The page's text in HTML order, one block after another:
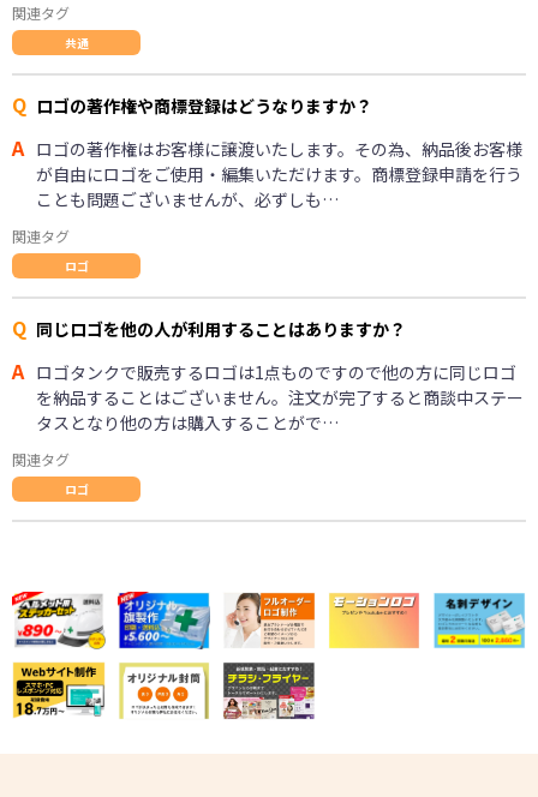
関連タグ
共通
Q ロゴの著作権や商標登録はどうなりますか？
A ロゴの著作権はお客様に譲渡いたします。その為、納品後お客様
が自由にロゴをご使用・編集いただけます。商標登録申請を行う
ことも問題ございませんが、必ずしも…
関連タグ
ロゴ
Q 同じロゴを他の人が利用することはありますか？
A ロゴタンクで販売するロゴは1点ものですので他の方に同じロゴ
を納品することはございません。注文が完了すると商談中ステー
タスとなり他の方は購入することがで…
関連タグ
ロゴ